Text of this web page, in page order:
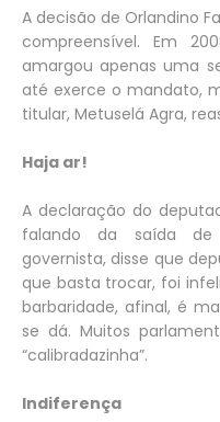
A decisão de Orlandino
compreensível. Em
amargou apenas uma
até exerce o mandato,
titular, Metuselá Agra,
Haja ar!
A declaração do
falando da saída de
governista, disse que
que basta trocar, foi
barbaridade, afinal, é
se dá. Muitos
“calibradazinha”.
Indiferença